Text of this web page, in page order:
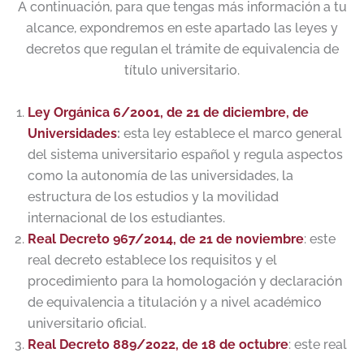
A continuación, para que tengas más información a tu
alcance, expondremos en este apartado las leyes y
decretos que regulan el trámite de equivalencia de
título universitario.
Ley Orgánica 6/2001, de 21 de diciembre, de
Universidades: esta ley establece el marco general
del sistema universitario español y regula aspectos
como la autonomía de las universidades, la
estructura de los estudios y la movilidad
internacional de los estudiantes.
Real Decreto 967/2014, de 21 de noviembre: este
real decreto establece los requisitos y el
procedimiento para la homologación y declaración
de equivalencia a titulación y a nivel académico
universitario oficial.
Real Decreto 889/2022, de 18 de octubre: este real